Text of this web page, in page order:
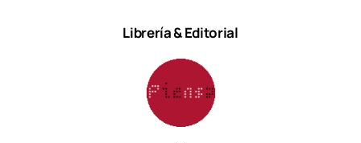
Librería & Editorial